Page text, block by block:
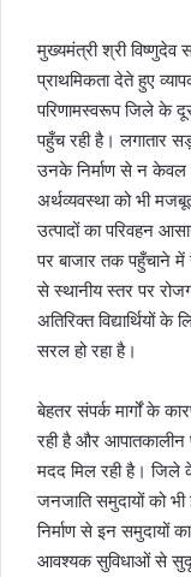
मुख्यमंत्री श्री विष्णुदेव
प्राथमिकता देते हुए
परिणामस्वरूप जिले के
पहुँच रही है। लगातार
उनके निर्माण से न केवल
अर्थव्यवस्था को भी
उत्पादों का परिवहन
पर बाजार तक पहुँचाने में
से स्थानीय स्तर पर
अतिरिक्त विद्यार्थियों
सरल हो रहा है।
बेहतर संपर्क मार्गों के
रही है और आपातकालीन
मदद मिल रही है। जिले
जनजाति समुदायों को
निर्माण से इन समुदायों
आवश्यक सुविधाओं से